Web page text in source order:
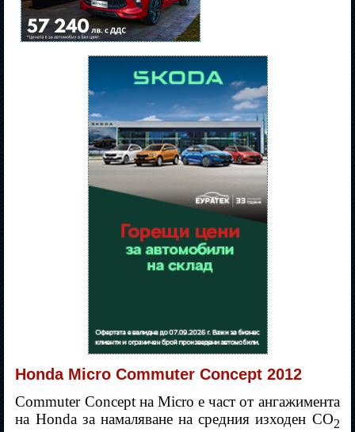
Honda Micro Commuter Concept 2012
Commuter Concept на Micro е част от ангажимента
на Honda за намаляване на средния изходен CO2